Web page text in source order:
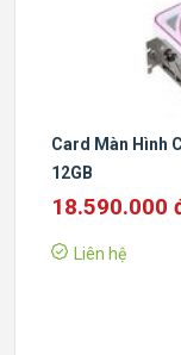
Card Màn Hình
12GB
18.590.000
Liên hệ